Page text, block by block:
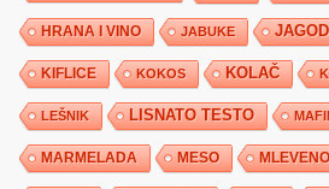
HRANA I VINO JABUKE
KIFLICE KOKOS KOLAČ
LEŠNIK LISNATO TESTO
MARMELADA MESO